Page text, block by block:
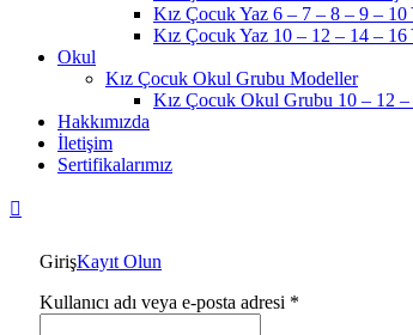
Kız Çocuk Yaz 6 – 7 – 8 – 9 – 10
Kız Çocuk Yaz 10 – 12 – 14 – 16
Okul
Kız Çocuk Okul Grubu Modeller
Kız Çocuk Okul Grubu 10 – 12 –
Hakkımızda
İletişim
Sertifikalarımız
GirişKayıt Olun
Kullanıcı adı veya e-posta adresi *